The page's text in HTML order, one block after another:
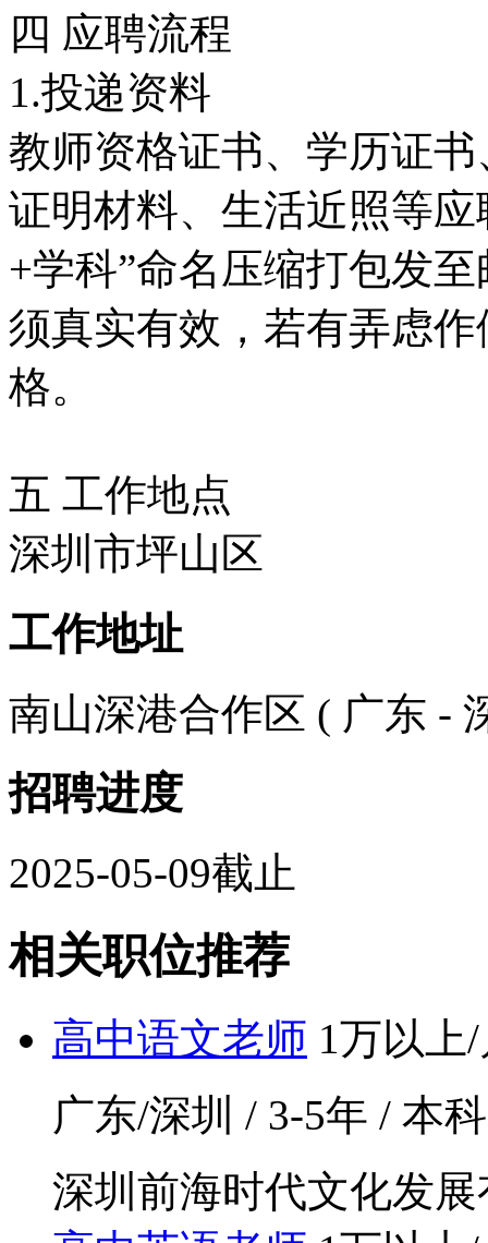
四 应聘流程
1.投递资料
教师资格证书、学历证
证明材料、生活近照等
+学科”命名压缩打包发
须真实有效，若有弄虑
格。
五 工作地点
深圳市坪山区
工作地址
南山深港合作区 ( 广东 -
招聘进度
2025-05-09截止
相关职位推荐
高中语文老师 1万以上
广东/深圳 / 3-5年 / 本
深圳前海时代文化发